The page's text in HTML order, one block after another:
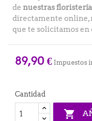
de nuestras
directamente online,
que te solicitamos
89,90 € Impuestos
Cantidad
